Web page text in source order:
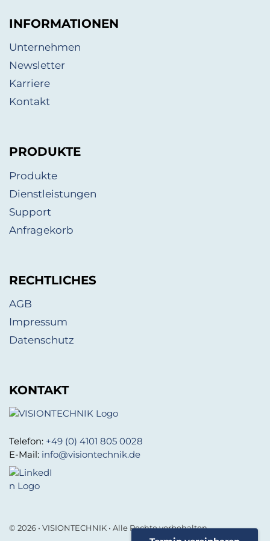
INFORMATIONEN
Unternehmen
Newsletter
Karriere
Kontakt
PRODUKTE
Produkte
Dienstleistungen
Support
Anfragekorb
RECHTLICHES
AGB
Impressum
Datenschutz
KONTAKT
Telefon: +49 (0) 4101 805 0028
E-Mail: info@visiontechnik.de
© 2026 • VISIONTECHNIK • Alle Rechte vorbehalten.